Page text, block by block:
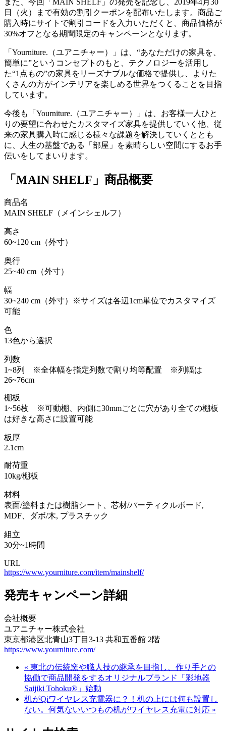
日（火）まで有効の割引クーポンを配布いたします。商品ご
購入時にサイトで割引コードを入力いただくと、商品価格が
30%オフとなる期間限定のキャンペーンとなります。
「Yourniture.（ユアニチャー）」は、“あなただけの家具を、
簡単に”というコンセプトのもと、テクノロジーを活用し
た“1点もの”の家具をリーズナブルな価格で提供し、よりた
くさんの方がインテリアを楽しめる世界をつくることを目指
しています。
今後も「Yourniture.（ユアニチャー）」は、お客様一人ひと
りの要望に合わせたカスタマイズ家具を提供していく他、従
来の家具購入時に感じる様々な課題を解決していくととも
に、人生の基盤である「部屋」を素晴らしい空間にするお手
伝いをしてまいります。
「MAIN SHELF」商品概要
商品名
MAIN SHELF（メインシェルフ）
高さ
60~120 cm（外寸）
奥行
25~40 cm（外寸）
幅
30~240 cm（外寸）※サイズは各辺1cm単位でカスタマイズ
可能
色
13色から選択
列数
1~8列 ※全体幅を指定列数で割り均等配置 ※列幅は
26~76cm
棚板
1~56枚 ※可動棚、内側に30mmごとに穴があり全ての棚板
は好きな高さに設置可能
板厚
2.1cm
耐荷重
10kg/棚板
材料
表面/塗料または樹脂シート、芯材/パーティクルボード,
MDF、ダボ/木, プラスチック
組立
30分~1時間
URL
https://www.yourniture.com/item/mainshelf/
発売キャンペーン詳細
会社概要
ユアニチャー株式会社
東京都港区北青山3丁目3-13 共和五番館 2階
https://www.yourniture.com/
« 東北の伝統窯や職人技の継承を目指し、作り手との
協働で商品開発をするオリジナルブランド「彩地器
Saijiki Tohoku®」始動
机がQiワイヤレス充電器に？！机の上には何も設置し
ない。何気ないいつもの机がワイヤレス充電に対応 »